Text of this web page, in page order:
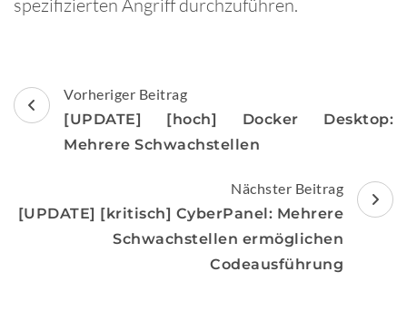
spezifizierten Angriff durchzuführen.
Beitragsnavigation
Vorheriger Beitrag
[UPDATE] [hoch] Docker Desktop:
Mehrere Schwachstellen
Nächster Beitrag
[UPDATE] [kritisch] CyberPanel: Mehrere
Schwachstellen ermöglichen
Codeausführung